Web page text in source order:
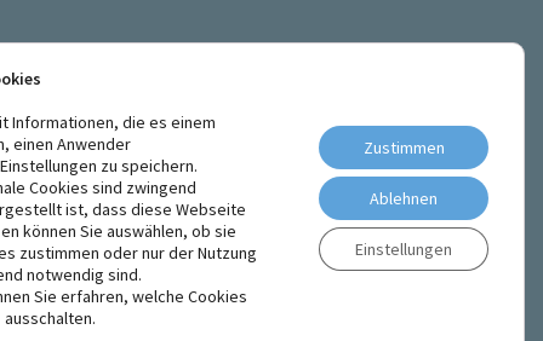
Informationen, die es einem
einen Anwender
zu speichern.
Cookies sind zwingend
ist, dass diese Webseite
können Sie auswählen, ob sie
zustimmen oder nur der Nutzung
notwendig sind.
Sie erfahren, welche Cookies
Zustimmen
Ablehnen
Einstellungen